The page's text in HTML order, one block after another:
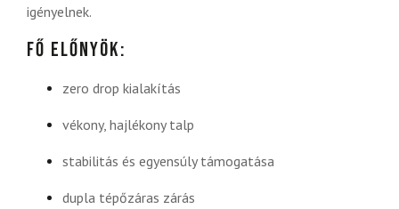
igényelnek.
Fő előnyök:
zero drop kialakítás
vékony, hajlékony talp
stabilitás és egyensúly támogatása
dupla tépőzáras zárás